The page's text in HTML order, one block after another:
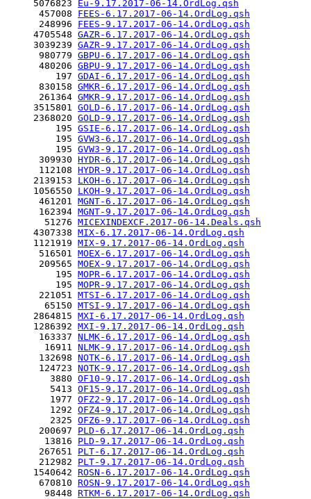
     5076823
Eu-9.17.2017-06-14.OrdLog.qsh
      457008
FEES-6.17.2017-06-14.OrdLog.qsh
      248996
FEES-9.17.2017-06-14.OrdLog.qsh
     4705548
GAZR-6.17.2017-06-14.OrdLog.qsh
     3039239
GAZR-9.17.2017-06-14.OrdLog.qsh
      980779
GBPU-6.17.2017-06-14.OrdLog.qsh
      480206
GBPU-9.17.2017-06-14.OrdLog.qsh
         197
GDAI-6.17.2017-06-14.OrdLog.qsh
      830158
GMKR-6.17.2017-06-14.OrdLog.qsh
      261364
GMKR-9.17.2017-06-14.OrdLog.qsh
     3515801
GOLD-6.17.2017-06-14.OrdLog.qsh
     2368020
GOLD-9.17.2017-06-14.OrdLog.qsh
         195
GSIE-6.17.2017-06-14.OrdLog.qsh
         195
GVW3-6.17.2017-06-14.OrdLog.qsh
         195
GVW3-9.17.2017-06-14.OrdLog.qsh
      309930
HYDR-6.17.2017-06-14.OrdLog.qsh
      112108
HYDR-9.17.2017-06-14.OrdLog.qsh
     2139153
LKOH-6.17.2017-06-14.OrdLog.qsh
     1056550
LKOH-9.17.2017-06-14.OrdLog.qsh
      461201
MGNT-6.17.2017-06-14.OrdLog.qsh
      162394
MGNT-9.17.2017-06-14.OrdLog.qsh
       51276
MICEXINDEXCF.2017-06-14.Deals.qsh
     4307338
MIX-6.17.2017-06-14.OrdLog.qsh
     1121919
MIX-9.17.2017-06-14.OrdLog.qsh
      516501
MOEX-6.17.2017-06-14.OrdLog.qsh
      209565
MOEX-9.17.2017-06-14.OrdLog.qsh
         195
MOPR-6.17.2017-06-14.OrdLog.qsh
         195
MOPR-9.17.2017-06-14.OrdLog.qsh
      221051
MTSI-6.17.2017-06-14.OrdLog.qsh
       65150
MTSI-9.17.2017-06-14.OrdLog.qsh
     2864815
MXI-6.17.2017-06-14.OrdLog.qsh
     1286392
MXI-9.17.2017-06-14.OrdLog.qsh
      163337
NLMK-6.17.2017-06-14.OrdLog.qsh
       16911
NLMK-9.17.2017-06-14.OrdLog.qsh
      132698
NOTK-6.17.2017-06-14.OrdLog.qsh
      124723
NOTK-9.17.2017-06-14.OrdLog.qsh
        3880
OF10-9.17.2017-06-14.OrdLog.qsh
        5413
OF15-9.17.2017-06-14.OrdLog.qsh
        1977
OFZ2-9.17.2017-06-14.OrdLog.qsh
        1292
OFZ4-9.17.2017-06-14.OrdLog.qsh
        2325
OFZ6-9.17.2017-06-14.OrdLog.qsh
      200697
PLD-6.17.2017-06-14.OrdLog.qsh
       13816
PLD-9.17.2017-06-14.OrdLog.qsh
      267651
PLT-6.17.2017-06-14.OrdLog.qsh
      212982
PLT-9.17.2017-06-14.OrdLog.qsh
     1540642
ROSN-6.17.2017-06-14.OrdLog.qsh
      670810
ROSN-9.17.2017-06-14.OrdLog.qsh
       98448
RTKM-6.17.2017-06-14.OrdLog.qsh